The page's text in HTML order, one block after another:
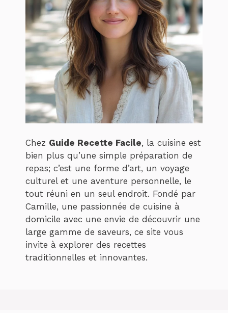
Chez Guide Recette Facile, la cuisine est
bien plus qu’une simple préparation de
repas; c’est une forme d’art, un voyage
culturel et une aventure personnelle, le
tout réuni en un seul endroit. Fondé par
Camille, une passionnée de cuisine à
domicile avec une envie de découvrir une
large gamme de saveurs, ce site vous
invite à explorer des recettes
traditionnelles et innovantes.